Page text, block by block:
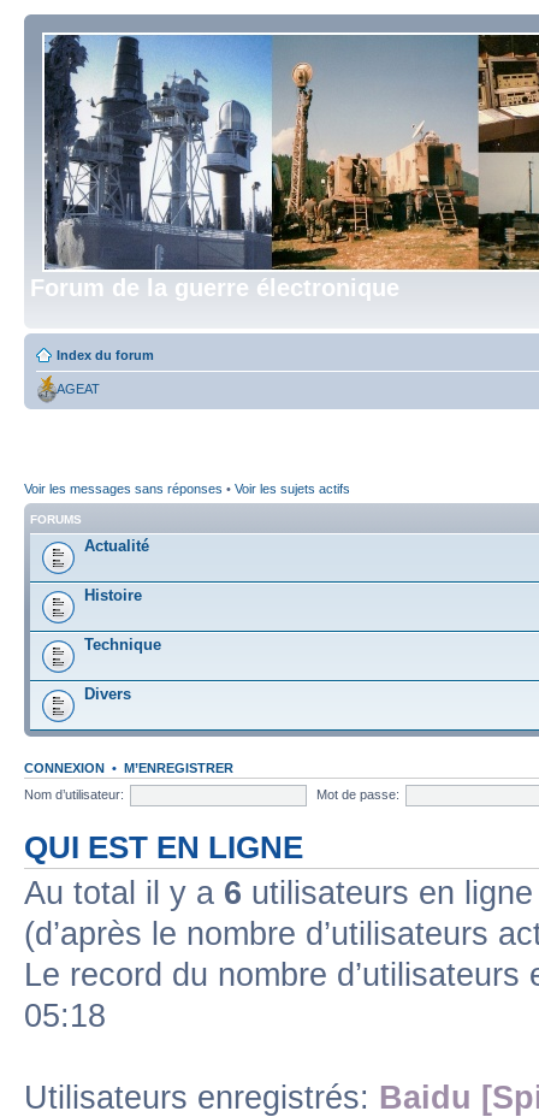
Forum de la guerre électronique
Index du forum
AGEAT
Voir les messages sans réponses • Voir les sujets actifs
FORUMS
Actualité
Histoire
Technique
Divers
CONNEXION • M’ENREGISTRER
Nom d’utilisateur:
Mot de passe:
QUI EST EN LIGNE
Au total il y a 6 utilisateurs en
(d’après le nombre d’utilisateurs
Le record du nombre
05:18
Utilisateurs enregistrés: Baidu